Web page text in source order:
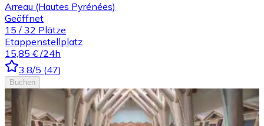
Arreau (Hautes Pyrénées)
Geöffnet
15 / 32 Plätze
Etappenstellplatz
15,85 € /24h
3.8/5 (47)
Buchen